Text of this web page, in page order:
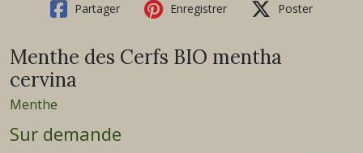
Partager Enregistrer Poster
Menthe des Cerfs BIO mentha
cervina
Menthe
Sur demande